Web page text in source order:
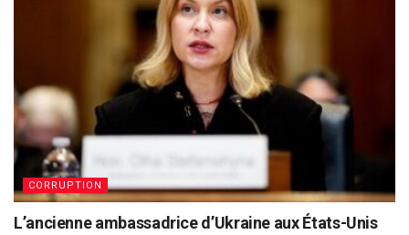
CORRUPTION
L’ancienne ambassadrice d’Ukraine aux États-Unis